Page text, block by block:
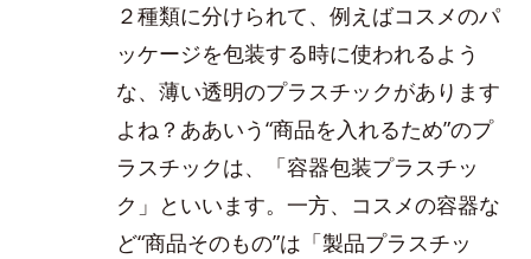
２種類に分けられて、例えばコスメのパ
ッケージを包装する時に使われるよう
な、薄い透明のプラスチックがあります
よね？ああいう“商品を入れるため”のプ
ラスチックは、「容器包装プラスチッ
ク」といいます。一方、コスメの容器な
ど“商品そのもの”は「製品プラスチッ